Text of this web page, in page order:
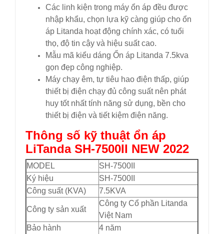
Các linh kiện trong máy ổn áp đều được
nhập khẩu, chọn lựa kỹ càng giúp cho ổn
áp Litanda hoạt động chính xác, có tuổi
thọ, độ tin cậy và hiệu suất cao.
Mẫu mã kiểu dáng Ổn áp Litanda 7.5kva
gọn đẹp công nghiệp.
Máy chạy êm, tự tiêu hao điện thấp, giúp
thiết bị điện chạy đủ công suất nên phát
huy tốt nhất tính năng sử dụng, bền cho
thiết bị điện và tiết kiệm điện năng.
Thông số kỹ thuật ổn áp
LiTanda SH-7500II NEW 2022
MODEL
SH-7500II
Ký hiệu
SH-7500II
Công suất (KVA)
7.5KVA
Công ty sản xuất
Công ty Cổ phần Litanda
Việt Nam
Bảo hành
4 năm